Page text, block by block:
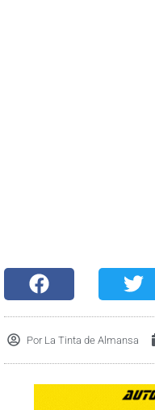
PorLa Tinta de Almansa